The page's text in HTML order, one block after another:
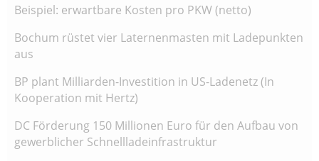
Beispiel: erwartbare Kosten pro PKW (netto)
Bochum rüstet vier Laternenmasten mit Ladepunkten
aus
BP plant Milliarden-Investition in US-Ladenetz (In
Kooperation mit Hertz)
DC Förderung 150 Millionen Euro für den Aufbau von
gewerblicher Schnellladeinfrastruktur